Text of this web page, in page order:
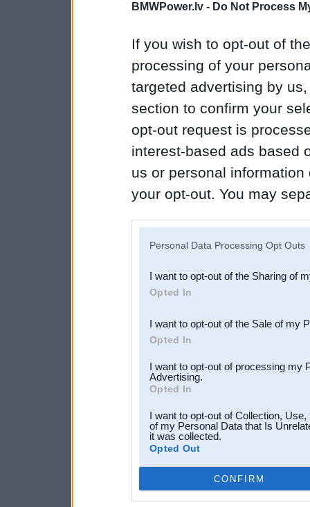
BMWPower.lv - Do Not Process
If you wish to opt-out of
processing of your
targeted advertising by
section to confirm your
opt-out request is
interest-based ads based
us or personal
your opt-out. You may
Downstream Participants
third parties.
Personal Data Processing Opt Outs
I want to opt-out of the Sharing of
Opted In
I want to opt-out of the Sale of my
Opted In
I want to opt-out of processing my
Advertising.
Opted In
I want to opt-out of Collection,
of my Personal Data that Is
it was collected.
Opted Out
CONFIRM